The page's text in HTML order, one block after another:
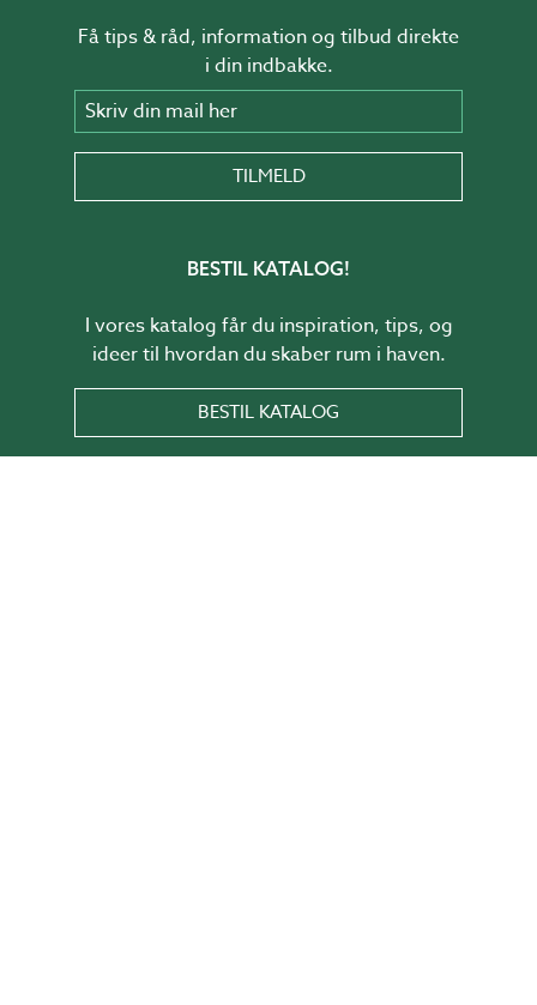
Få tips & råd, information og tilbud direkte
i din indbakke.
Skriv din mail her
TILMELD
BESTIL KATALOG!
I vores katalog får du inspiration, tips, og
ideer til hvordan du skaber rum i haven.
BESTIL KATALOG